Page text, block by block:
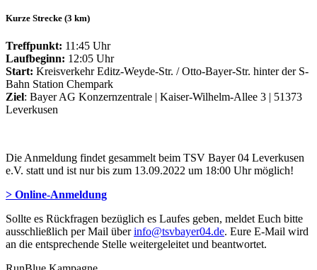
Kurze Strecke (3 km)
Treffpunkt: 11:45 Uhr
Laufbeginn: 12:05 Uhr
Start: Kreisverkehr Editz-Weyde-Str. / Otto-Bayer-Str. hinter der S-
Bahn Station Chempark
Ziel: Bayer AG Konzernzentrale | Kaiser-Wilhelm-Allee 3 | 51373
Leverkusen
Die Anmeldung findet gesammelt beim TSV Bayer 04 Leverkusen
e.V. statt und ist nur bis zum 13.09.2022 um 18:00 Uhr möglich!
> Online-Anmeldung
Sollte es Rückfragen bezüglich es Laufes geben, meldet Euch bitte
ausschließlich per Mail überinfo@tsvbayer04.de. Eure E-Mail wird
an die entsprechende Stelle weitergeleitet und beantwortet.